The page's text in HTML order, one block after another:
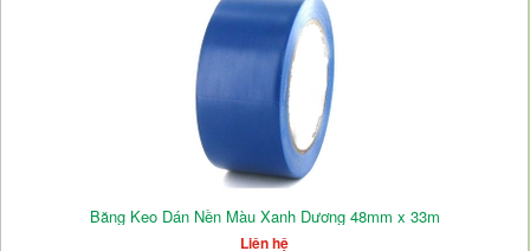
Băng Keo Dán Nền Màu Xanh Dương 48mm x 33m
Liên hệ